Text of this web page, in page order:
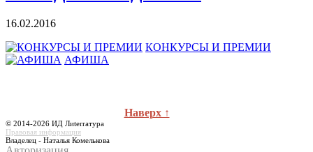
16.02.2016
КОНКУРСЫ И ПРЕМИИ
АФИША
Наверх ↑
© 2014-2026 ИД Лиterraтура
Правовая информация
Владелец - Наталья Комелькова